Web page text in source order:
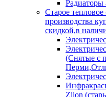
Старое тепловое
производства
скидкой,в
(Снятые с
Zilon